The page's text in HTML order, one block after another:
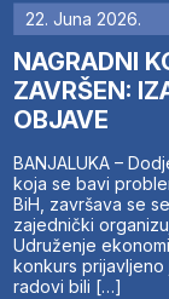
22. Juna 2026.
NAGRADNI
ZAVRŠEN:
OBJAVE
BANJALUKA –
koja se bavi
BiH, završava se
zajednički
Udruženje
konkurs
radovi bili […]